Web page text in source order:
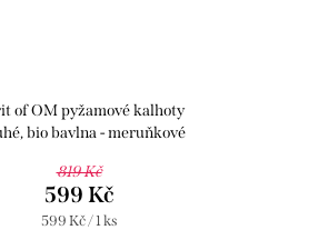
of OM pyžamové kalhoty
bio bavlna - meruňkové
819 Kč
599 Kč
Měrná
599 Kč / 1 ks